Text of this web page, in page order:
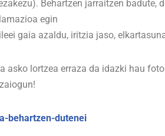
Behartzen jarraitzen badute,
egin
gaia azaldu, iritzia jaso,
asko lortzea erraza da idazki hau
behartzen-dutenei